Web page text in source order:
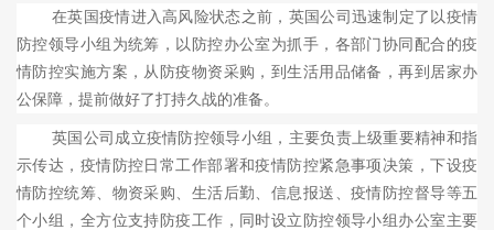
在英国疫情进入高风险状态之前，英国公司迅速制定了以疫情
防控领导小组为统筹，以防控办公室为抓手，各部门协同配合的疫
情防控实施方案，从防疫物资采购，到生活用品储备，再到居家办
公保障，提前做好了打持久战的准备。
英国公司成立疫情防控领导小组，主要负责上级重要精神和指
示传达，疫情防控日常工作部署和疫情防控紧急事项决策，下设疫
情防控统筹、物资采购、生活后勤、信息报送、疫情防控督导等五
个小组，全方位支持防疫工作，同时设立防控领导小组办公室主要